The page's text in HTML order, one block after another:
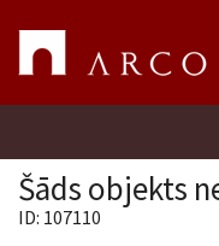
Šāds objekts
ID: 107110